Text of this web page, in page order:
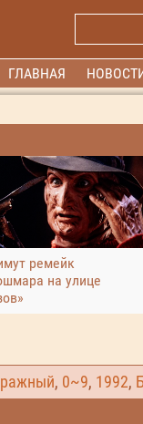
ГЛАВНАЯ
ремейк
на улице
, 0~9, 1992,